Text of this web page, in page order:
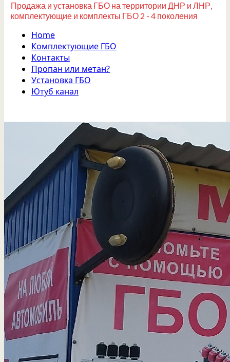
Продажа и установка ГБО на территории ДНР и ЛНР,
комплектующие и комплекты ГБО 2 - 4 поколения
Home
Комплектующие ГБО
Контакты
Пропан или метан?
Установка ГБО
Ютуб канал